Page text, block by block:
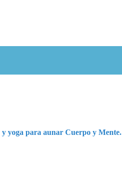
y yoga para aunar Cuerpo y Mente.